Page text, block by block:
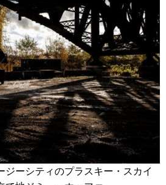
ジーシティのプラスキー・スカイ